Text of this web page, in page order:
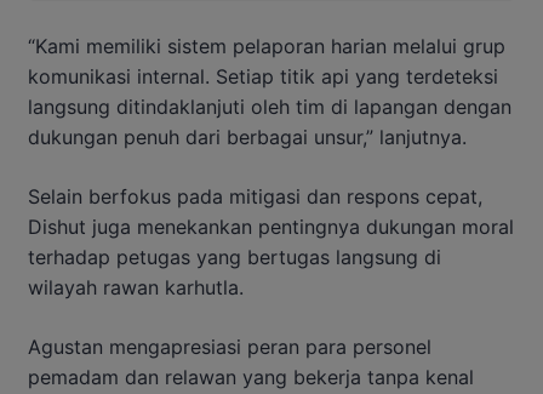
“Kami memiliki sistem pelaporan harian melalui grup
komunikasi internal. Setiap titik api yang terdeteksi
langsung ditindaklanjuti oleh tim di lapangan dengan
dukungan penuh dari berbagai unsur,” lanjutnya.
Selain berfokus pada mitigasi dan respons cepat,
Dishut juga menekankan pentingnya dukungan moral
terhadap petugas yang bertugas langsung di
wilayah rawan karhutla.
Agustan mengapresiasi peran para personel
pemadam dan relawan yang bekerja tanpa kenal